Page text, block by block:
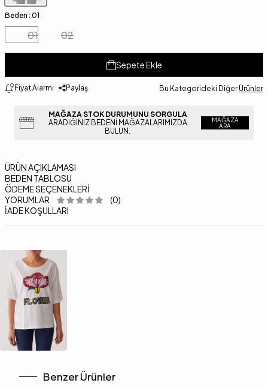
Beden : 01
01 02
Sepete Ekle
Fiyat Alarmı Paylaş Bu Kategorideki Diğer Ürünler
MAĞAZA STOK DURUMUNU SORGULA
ARADIĞINIZ BEDENI MAĞAZALARIMIZDA
BULUN.
MAĞAZA
ARA
ÜRÜN AÇIKLAMASI
BEDEN TABLOSU
ÖDEME SEÇENEKLERI
YORUMLAR
(0)
İADE KOŞULLARI
Benzer Ürünler